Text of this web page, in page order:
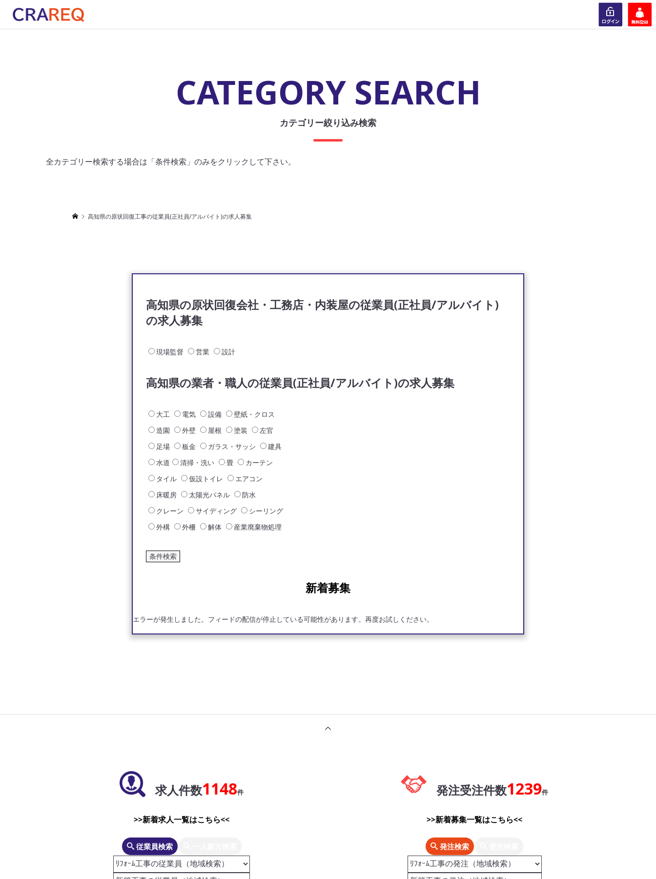
CATEGORY SEARCH
カテゴリー絞り込み検索
全カテゴリー検索する場合は「条件検索」のみをクリックして下さい。
高知県の原状回復工事の従業員(正社員/アルバイト)の求人募集
高知県の原状回復会社・工務店・内装屋の従業員(正社員/アルバイト)
の求人募集
現場監督 営業 設計
高知県の業者・職人の従業員(正社員/アルバイト)の求人募集
大工 電気 設備
壁紙・クロス
造園
外壁 屋根 塗装
左官
足場
板金 ガラス・サッシ
建具
水道
清掃・洗い 畳
カーテン
タイル
仮設トイレ
エアコン
床暖房
太陽光パネル
防水
クレーン
サイディング
シーリング
外構
外柵 解体 産業廃棄物処理
新着募集
エラーが発生しました。フィードの配信が停止している可能性があります。再度お試しください。
求人件数1148件
>>新着求人一覧はこちら<<
従業員検索
発注受注件数1239件
>>新着募集一覧はこちら<<
発注検索